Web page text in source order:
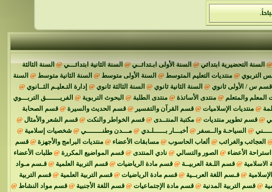
@السنة التحضيرية ابتدائي @السنة الأولى ابـتدائــي @السنة الثانية ابتدائـــي @السنة الثالثة
التربوي @ منتديات التعليم المتوسط @ السنة الأولى متوسط @ السنة الثانية متوسط @ السنة
قسم س / الأولى ثانوي @ السنة الثانية ثانوي @ السنة الثالثة ثانوي @ إدارة التـعليـم الثــانوي @
المعلم والمتعلم @ منتدى الأساتذة @ منتدى الطلبة @ البحوث التربوية @ الفريـــــــق التربـــوي
@ منتديات الإسلاميات @ قسم القرآن والتفسير @ قسم الحديث والسيرة @ قسم الصحابة
@ قسم تطوير منتديات @ مكتبة المنتــدى @ قسم الخواطر والنكت @ قسم الشعر والأمثال @
@ السياحـة والــسفر @ أخبـــار بــــــلـدي @مـــدن وطنــــــــي @شخصيات إسلامية @
العجائب والغرائب @ ألعاب الحاسوب @مسابقات الأعضاء @منتديات البرامج والأجهزة @قسم
استراحة الأعضاء @ الصور والتسالي @ نادي المنتدى @قسم المواضيع المكررة @طلبات الأعضاء
الاسلامية @ قسم اللـغة العربيــة @ قسم مادة الرياضيات @ قسم التربية العلمية @ قـسم مـواد
@قـسم اللغة العربــية @قسم مادة الرياضيات @قسم التربية العلمية @قسم التربية
@قسم التربية المدنية @قسم مادة الإجتماعيات @قسم اللغة الأجنبية @قسم مواد النشاط @